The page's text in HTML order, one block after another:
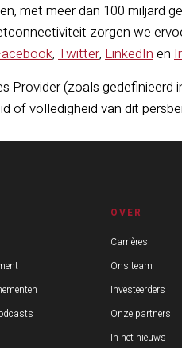
met meer dan 100 miljard
zorgen we
, Twitter, LinkedInen
Provider (zoals gedefinieerd
de juistheid of
OVER
Carrières
Ons team
Investeerders
Onze partners
In het nieuws